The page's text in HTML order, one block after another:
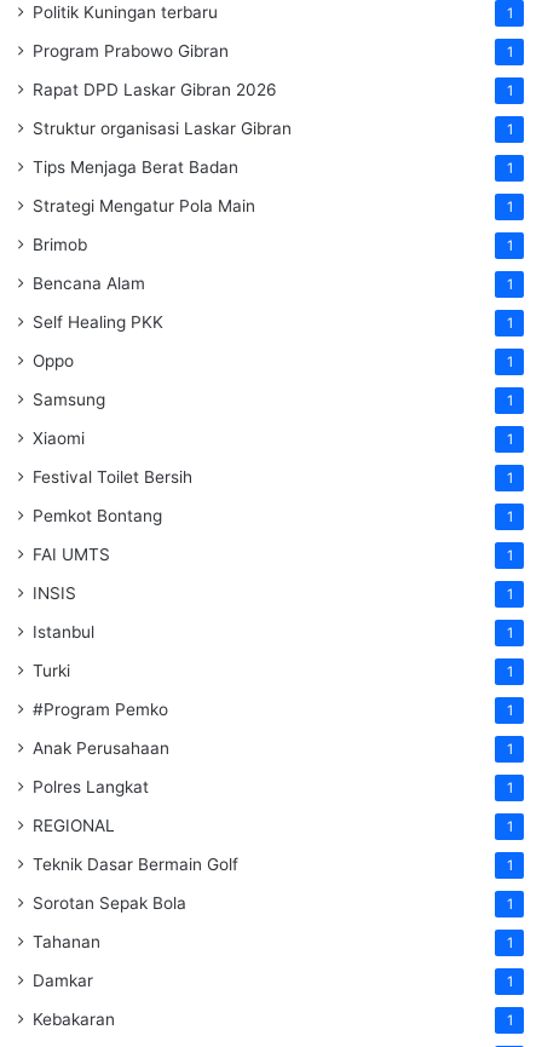
Politik Kuningan terbaru 1
Program Prabowo Gibran 1
Rapat DPD Laskar Gibran 2026 1
Struktur organisasi Laskar Gibran 1
Tips Menjaga Berat Badan 1
Strategi Mengatur Pola Main 1
Brimob 1
Bencana Alam 1
Self Healing PKK 1
Oppo 1
Samsung 1
Xiaomi 1
Festival Toilet Bersih 1
Pemkot Bontang 1
FAI UMTS 1
INSIS 1
Istanbul 1
Turki 1
#Program Pemko 1
Anak Perusahaan 1
Polres Langkat 1
REGIONAL 1
Teknik Dasar Bermain Golf 1
Sorotan Sepak Bola 1
Tahanan 1
Damkar 1
Kebakaran 1